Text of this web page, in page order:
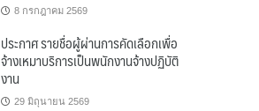
8 กรกฎาคม 2569
ประกาศ รายชื่อผู้ผ่านการคัดเลือกเพื่อ
จ้างเหมาบริการเป็นพนักงานจ้างปฏิบัติ
งาน
29 มิถุนายน 2569